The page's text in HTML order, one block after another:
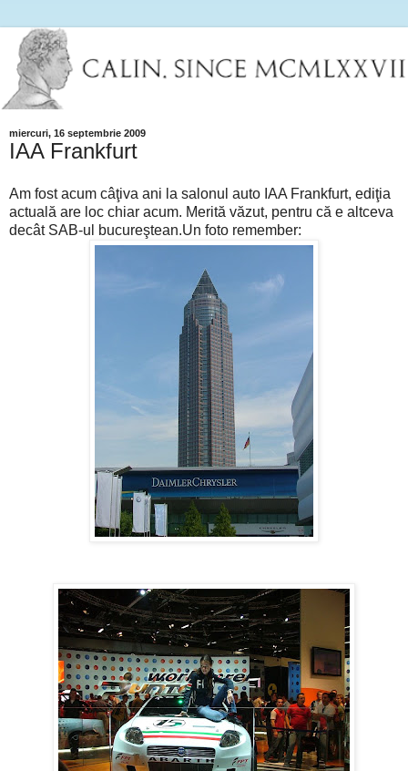
miercuri, 16 septembrie 2009
IAA Frankfurt
Am fost acum câţiva ani la salonul auto IAA Frankfurt, ediţia
actuală are loc chiar acum. Merită văzut, pentru că e altceva
decât SAB-ul bucureştean.Un foto remember: